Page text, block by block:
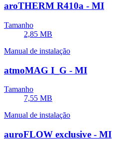
aroTHERM R410a - MI
Tamanho
2,85 MB
Manual de instalação
atmoMAG I_G - MI
Tamanho
7,55 MB
Manual de instalação
auroFLOW exclusive - MI